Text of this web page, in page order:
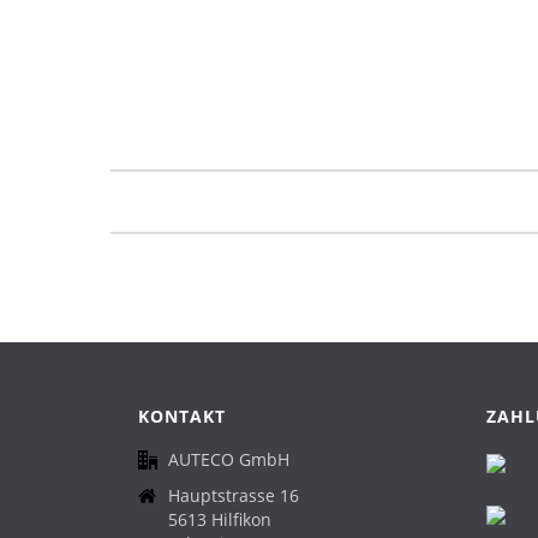
KONTAKT
AUTECO GmbH
Hauptstrasse 16
5613 Hilfikon